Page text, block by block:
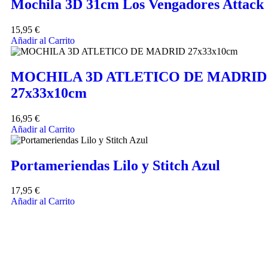
Mochila 3D 31cm Los Vengadores Attack
15,95 €
Añadir al Carrito
MOCHILA 3D ATLETICO DE MADRID
27x33x10cm
16,95 €
Añadir al Carrito
Portameriendas Lilo y Stitch Azul
17,95 €
Añadir al Carrito